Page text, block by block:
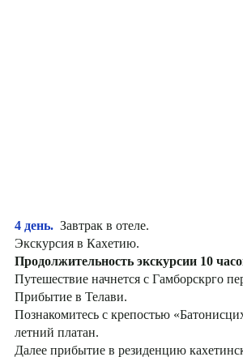
4 день. Завтрак в отеле.
Экскурсия в Кахетию.
Продолжительность экскурсии 10
Путешествие начнется с Гамборскрго
Прибытие в Телави.
Познакомитесь с крепостью
летний платан.
Далее прибытие в резиденцию